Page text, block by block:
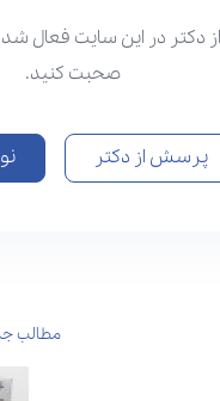
در این سایت فعال
صحبت کنید.
پرسش از دکتر
مطالب